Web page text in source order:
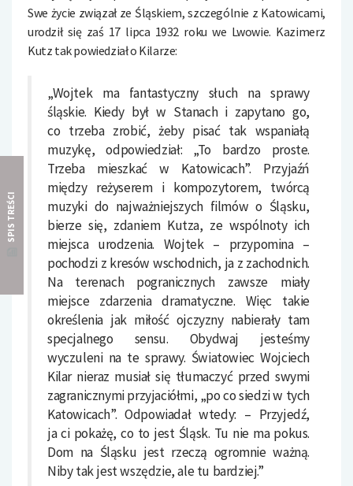
SPIS TREŚCI
Swe życie związał ze Śląskiem, szczególnie z Katowicami,
urodził się zaś 17 lipca 1932 roku we Lwowie. Kazimerz
Kutz tak powiedział o Kilarze:
„Wojtek ma fantastyczny słuch na sprawy
śląskie. Kiedy był w Stanach i zapytano go,
co trzeba zrobić, żeby pisać tak wspaniałą
muzykę, odpowiedział: „To bardzo proste.
Trzeba mieszkać w Katowicach”. Przyjaźń
między reżyserem i kompozytorem, twórcą
muzyki do najważniejszych filmów o Śląsku,
bierze się, zdaniem Kutza, ze wspólnoty ich
miejsca urodzenia. Wojtek – przypomina –
pochodzi z kresów wschodnich, ja z zachodnich.
Na terenach pogranicznych zawsze miały
miejsce zdarzenia dramatyczne. Więc takie
określenia jak miłość ojczyzny nabierały tam
specjalnego sensu. Obydwaj jesteśmy
wyczuleni na te sprawy. Światowiec Wojciech
Kilar nieraz musiał się tłumaczyć przed swymi
zagranicznymi przyjaciółmi, „po co siedzi w tych
Katowicach”. Odpowiadał wtedy: – Przyjedź,
ja ci pokażę, co to jest Śląsk. Tu nie ma pokus.
Dom na Śląsku jest rzeczą ogromnie ważną.
Niby tak jest wszędzie, ale tu bardziej.”